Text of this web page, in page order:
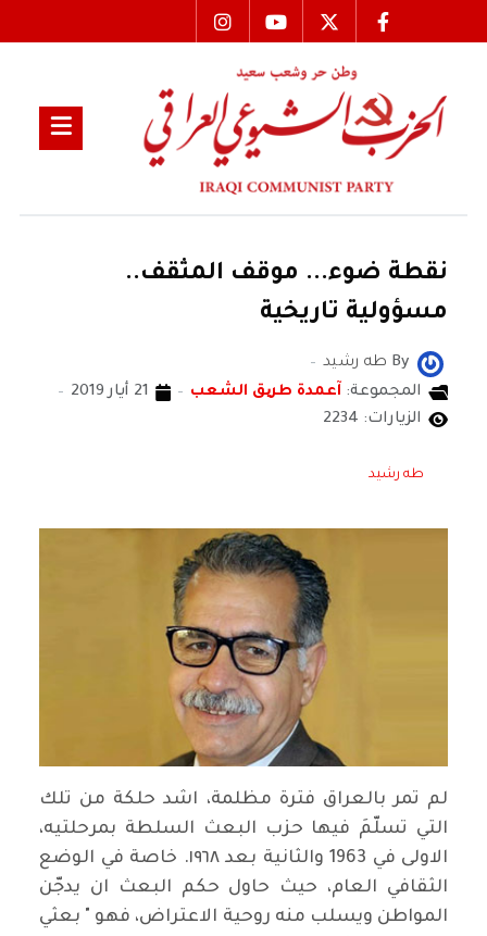
نقطة ضوء... موقف المثقف..
مسؤولية تاريخية
By طه رشيد
المجموعة: آعمدة طریق الشعب
21 أيار 2019
الزيارات: 2234
طه رشيد
لم تمر بالعراق فترة مظلمة، اشد حلكة من تلك
التي تسلّمَ فيها حزب البعث السلطة بمرحلتيه،
الاولى في 1963 والثانية بعد ١٩٦٨. خاصة في الوضع
الثقافي العام، حيث حاول حكم البعث ان يدجّن
المواطن ويسلب منه روحية الاعتراض، فهو " بعثي